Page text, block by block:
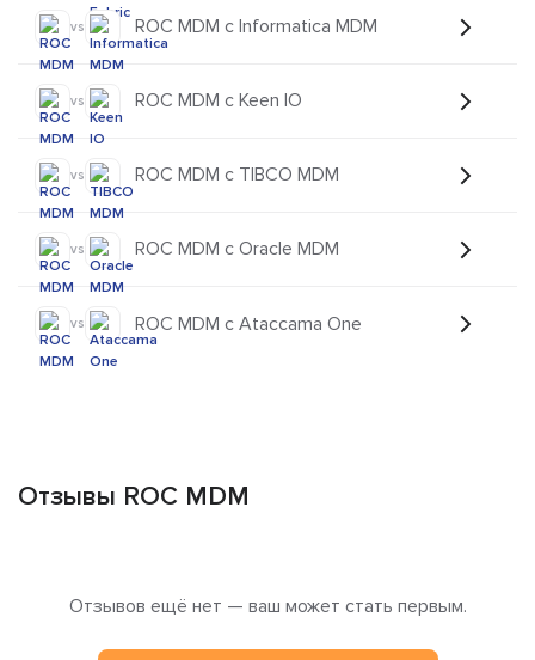
vs ROC MDM с Informatica MDM
vs ROC MDM с Keen IO
vs ROC MDM с TIBCO MDM
vs ROC MDM с Oracle MDM
vs ROC MDM с Ataccama One
Отзывы ROC MDM
Отзывов ещё нет — ваш может стать первым.